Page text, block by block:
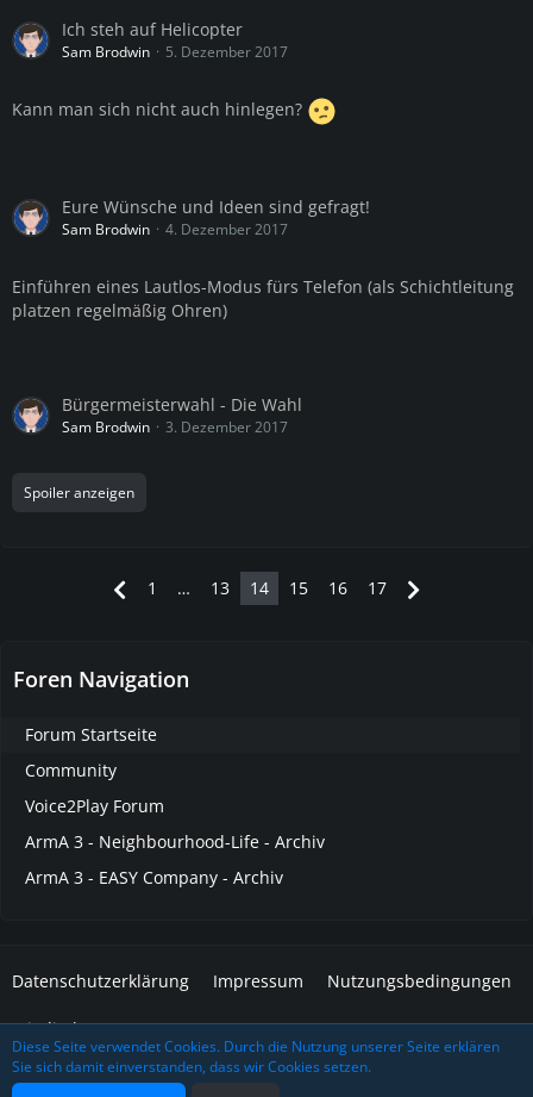
Ich steh auf Helicopter
Sam Brodwin 5. Dezember 2017
Kann man sich nicht auch hinlegen?
Eure Wünsche und Ideen sind gefragt!
Sam Brodwin 4. Dezember 2017
Einführen eines Lautlos-Modus fürs Telefon (als Schichtleitung
platzen regelmäßig Ohren)
Bürgermeisterwahl - Die Wahl
Sam Brodwin 3. Dezember 2017
Spoiler anzeigen
1 … 13 14 15 16 17
Foren Navigation
Forum Startseite
Community
Voice2Play Forum
ArmA 3 - Neighbourhood-Life - Archiv
ArmA 3 - EASY Company - Archiv
Datenschutzerklärung Impressum Nutzungsbedingungen
Mitglieder
Diese Seite verwendet Cookies. Durch die Nutzung unserer Seite erklären
Sie sich damit einverstanden, dass wir Cookies setzen.